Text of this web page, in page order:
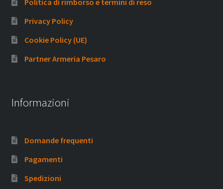
Privacy Policy
Cookie Policy (UE)
Partner Armeria Pesaro
Informazioni
Domande frequenti
Pagamenti
Spedizioni